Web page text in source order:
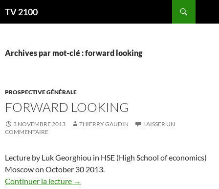
auTV 2100
Archives par mot-clé : forward looking
PROSPECTIVE GÉNÉRALE
FORWARD LOOKING
3 NOVEMBRE 2013 THIERRY GAUDIN
LAISSER UN
COMMENTAIRE
Lecture by Luk Georghiou in HSE (High School of economics)
Moscow on October 30 2013.
Continuer la lecture →